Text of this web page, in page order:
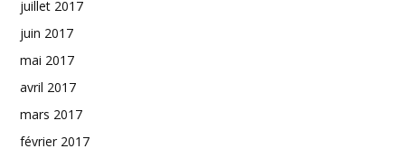
juillet 2017
juin 2017
mai 2017
avril 2017
mars 2017
février 2017